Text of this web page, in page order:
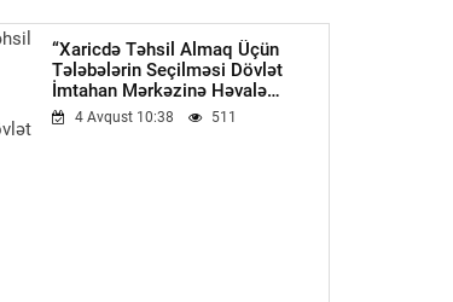
“Xaricdə Təhsil Almaq Üçün
Tələbələrin Seçilməsi Dövlət
İmtahan Mərkəzinə Həvalə
Olunmalıdır”-Qüdrət Həsənquliyev
4 Avqust 10:38 511